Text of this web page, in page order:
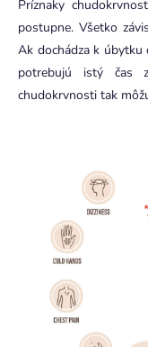
Príznaky
postupne. Všetko
Ak dochádza k úbytku
potrebujú istý čas
chudokrvnosti tak